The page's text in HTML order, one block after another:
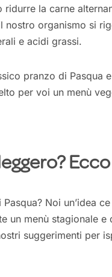
la carne
organismo si
e acidi grassi.
pranzo di
per voi un menù
Noi un’idea
un menù stagionale
suggerimenti per